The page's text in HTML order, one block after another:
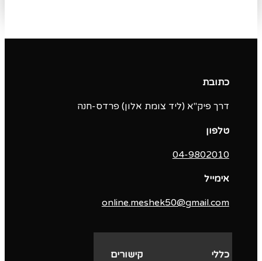
קישורים כללי
כתובת
דרך פיק"א (ליד צומת אלון) פרדס-חנה
טלפון
04-9802010‬
אימייל
online.meshek50@gmail.com